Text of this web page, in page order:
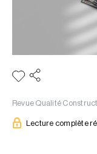
Revue Qualité
Lecture complète